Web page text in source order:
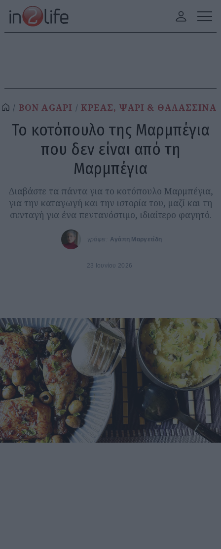
BON AGAPI ΚΡΕΑΣ, ΨΑΡΙ & ΘΑΛΑΣΣΙΝΑ
Το κοτόπουλο της Μαρμπέγια
που δεν είναι από τη
Μαρμπέγια
Διαβάστε τα πάντα για το κοτόπουλο Μαρμπέγια,
για την καταγωγή και την ιστορία του, μαζί και τη
συνταγή για ένα πεντανόστιμο, ιδιαίτερο φαγητό.
γράφει: Αγάπη Μαργετίδη
23 Ιουνίου 2026